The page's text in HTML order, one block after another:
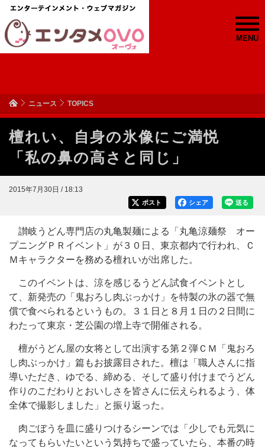
MENU
ニュース TOPICS
檀れい、自身の氷像にご満悦
「私の鼻の高さと同じ」
2015年7月30日 / 18:13
送る
シェア
ポスト
讃岐うどん専門店の丸亀製麺による「丸亀涼麺祭 オー
プニングＰＲイベント」が３０日、東京都内で行われ、Ｃ
Ｍキャラクターを務める檀れいが出席した。
このイベントは、涼を感じるうどん試食イベントとし
て、新発売の「鬼おろし肉ぶっかけ」を特製の氷の器で無
償で食べられるというもの。３１日と８月１日の２日間に
わたって東京・芝公園の増上寺で開催される。
檀がうどん屋の女将として出演する第２弾ＣＭ「鬼おろ
し肉ぶっかけ」篇もお披露目された。檀は「職人さんに指
導いただき、ゆでる、締める、そして盛り付けまでうどん
作りのこだわりとおいしさを皆さんに伝えられるよう、体
全体で撮影しました」と振り返った。
肉ごぼうを皿に盛りつけるシーンでは「少しでも元気に
なってもらいたいという気持ちで盛っていたら、本番の時